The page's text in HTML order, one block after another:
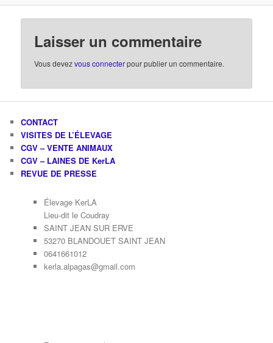
Laisser un commentaire
Vous devezvous connecterpour publier un commentaire.
CONTACT
VISITES DE L’ÉLEVAGE
CGV – VENTE ANIMAUX
CGV – LAINES DE KerLA
REVUE DE PRESSE
Élevage KerLA
Lieu-dit le Coudray
SAINT JEAN SUR ERVE
53270 BLANDOUET SAINT JEAN
0641661012
kerla.alpagas@gmail.com